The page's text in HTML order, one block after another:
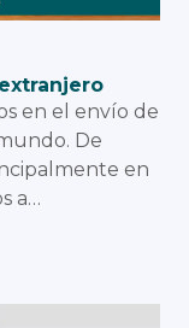
en el envío de
De
en
a…